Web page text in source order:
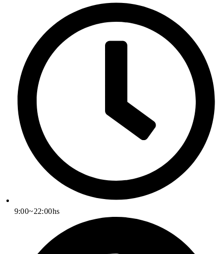
9:00~22:00hs